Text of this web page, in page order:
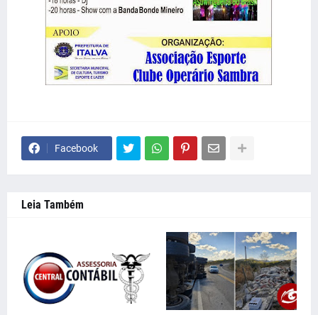
Facebook
Leia Também